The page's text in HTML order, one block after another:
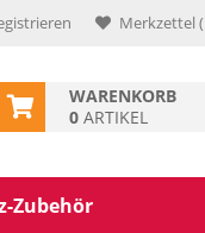
Merkzettel (
WARENKORB
0 ARTIKEL
Zubehör